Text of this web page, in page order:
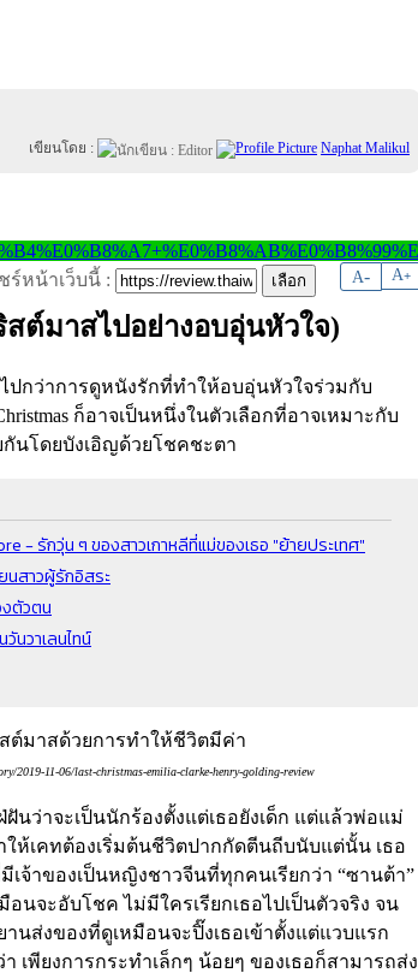
เขียนโดย :
Naphat Malikul
A- A+
ร์หน้าเว็บนี้ :
ต์มาสไปอย่างอบอุ่นหัวใจ)
ปกว่าการดูหนังรักที่ทำให้อบอุ่นหัวใจร่วมกับ
ก็อาจเป็นหนึ่งในตัวเลือกที่อาจเหมาะกับ
นโดยบังเอิญด้วยโชคชะตา
- รักวุ่น ๆ ของสาวเกาหลีที่แม่ของเธอ "ย้ายประเทศ"
นสาวผู้รักอิสระ
ตัวตน
นวาเลนไทน์
2019-11-06/last-christmas-emilia-clarke-henry-golding-review
ฝันว่าจะเป็นนักร้องตั้งแต่เธอยังเด็ก แต่แล้วพ่อแม่
ให้เคทต้องเริ่มต้นชีวิตปากกัดตีนถีบนับแต่นั้น เธอ
จ้าของเป็นหญิงชาวจีนที่ทุกคนเรียกว่า “ซานต้า”
นจะอับโชค ไม่มีใครเรียกเธอไปเป็นตัวจริง จน
นส่งของที่ดูเหมือนจะปิ๊งเธอเข้าตั้งแต่แวบแรก
เพียงการกระทำเล็กๆ น้อยๆ ของเธอก็สามารถส่ง